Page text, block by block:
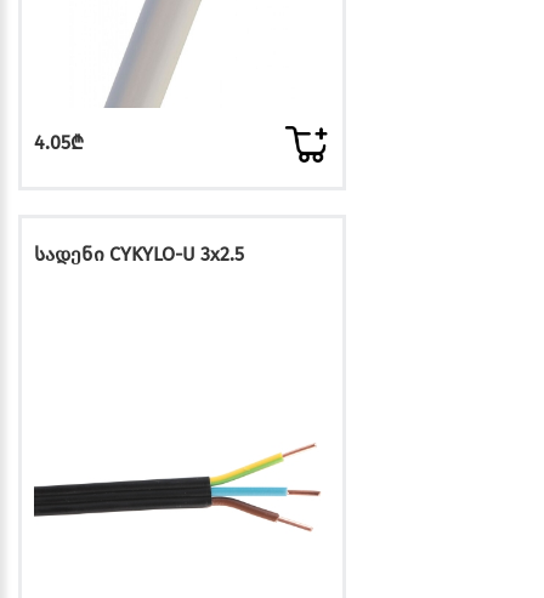
4.05₾
სადენი CYKYLO-U 3x2.5